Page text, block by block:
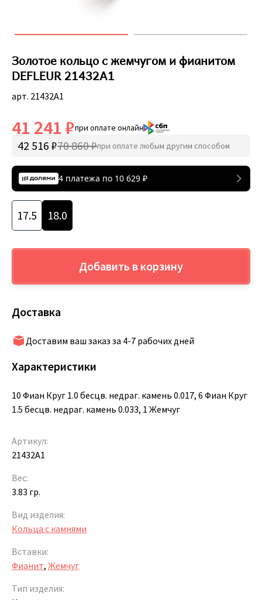
Золотое кольцо с жемчугом и фианитом
DEFLEUR 21432A1
арт. 21432A1
41 241 ₽при оплате онлайн
42 516 ₽70 860 ₽при оплате любым другим способом
4 платежа по 10 629 ₽
17.5 18.0
Добавить в корзину
Доставка
Доставим ваш заказ за 4-7 рабочих дней
Характеристики
10 Фиан Круг 1.0 бесцв. недраг. камень 0.017, 6 Фиан Круг
1.5 бесцв. недраг. камень 0.033, 1 Жемчуг
Артикул:
21432A1
Вес:
3.83 гр.
Вид изделия:
Кольца с камнями
Вставки:
Фианит, Жемчуг
Тип изделия: